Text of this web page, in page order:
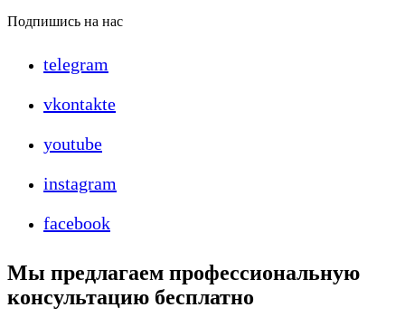
Подпишись на нас
telegram
vkontakte
youtube
instagram
facebook
Мы предлагаем профессиональную
консультацию бесплатно